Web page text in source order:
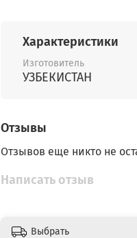
Характеристики
Изготовитель
УЗБЕКИСТАН
Отзывы
Отзывов еще никто не
Написать отзыв
Выбрать